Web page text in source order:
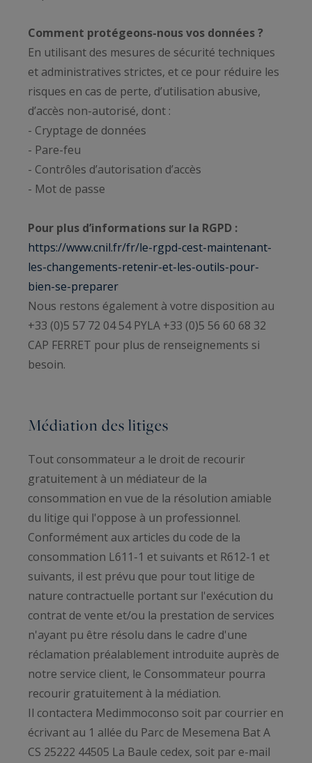
Comment protégeons-nous vos données ?
En utilisant des mesures de sécurité techniques
et administratives strictes, et ce pour réduire les
risques en cas de perte, d’utilisation abusive,
d’accès non-autorisé, dont :
- Cryptage de données
- Pare-feu
- Contrôles d’autorisation d’accès
- Mot de passe
Pour plus d’informations sur la RGPD :
https://www.cnil.fr/fr/le-rgpd-cest-maintenant-
les-changements-retenir-et-les-outils-pour-
bien-se-preparer
Nous restons également à votre disposition au
+33 (0)5 57 72 04 54 PYLA +33 (0)5 56 60 68 32
CAP FERRET pour plus de renseignements si
besoin.
Médiation des litiges
Tout consommateur a le droit de recourir
gratuitement à un médiateur de la
consommation en vue de la résolution amiable
du litige qui l'oppose à un professionnel.
Conformément aux articles du code de la
consommation L611-1 et suivants et R612-1 et
suivants, il est prévu que pour tout litige de
nature contractuelle portant sur l'exécution du
contrat de vente et/ou la prestation de services
n'ayant pu être résolu dans le cadre d'une
réclamation préalablement introduite auprès de
notre service client, le Consommateur pourra
recourir gratuitement à la médiation.
Il contactera Medimmoconso soit par courrier en
écrivant au 1 allée du Parc de Mesemena Bat A
CS 25222 44505 La Baule cedex, soit par e-mail